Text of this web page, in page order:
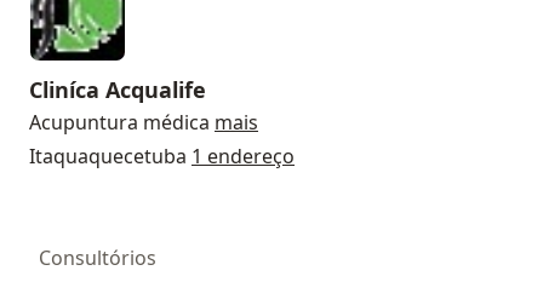
Cliníca Acqualife
Acupuntura médica mais
Itaquaquecetuba 1 endereço
Consultórios